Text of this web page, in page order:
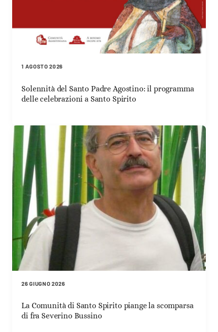
1 AGOSTO 2026
Solennità del Santo Padre Agostino: il programma
delle celebrazioni a Santo Spirito
26 GIUGNO 2026
La Comunità di Santo Spirito piange la scomparsa
di fra Severino Bussino